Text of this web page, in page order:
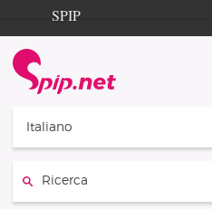
Aller au contenu
Aller à la navigation
SPIP
Documentation
Contribution
Italiano